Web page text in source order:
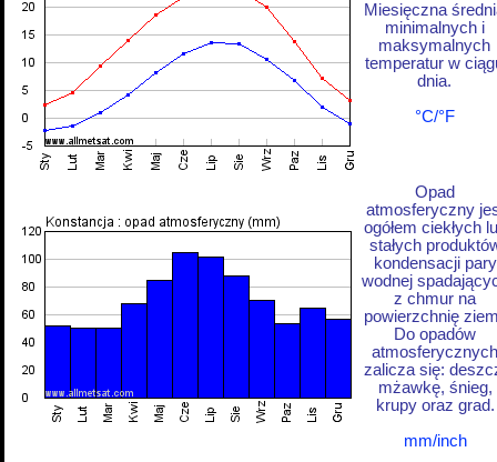
Miesięczna
minimalnych i
maksymalnych
temperatur w
dnia.
°C/°F
Opad
atmosferyczny
ogółem ciekłych
stałych
kondensacji pary
wodnej
z chmur na
powierzchnię
Do opadów
atmosferycznych
zalicza się:
mżawkę, śnieg,
krupy oraz grad.
mm/inch